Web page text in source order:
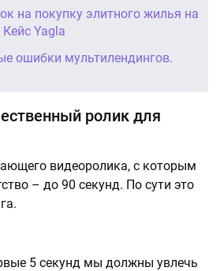
на покупку элитного жилья на
Yagla
ошибки мультилендингов.
ролик для
видеоролика, с которым
– до 90 секунд. По сути это
5 секунд мы должны увлечь